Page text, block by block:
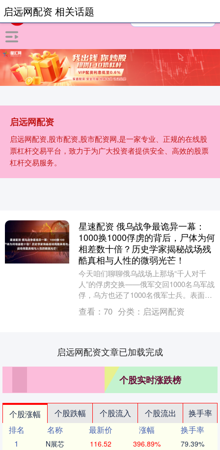
启远网配资
启远网配资,股市配资,股市配资网,是一家专业、正规的在线股
票杠杆交易平台，致力于为广大投资者提供安全、高效的股票
杠杆交易服务。
启远网配资 相关话题
星速配资 俄乌战争最诡异一幕：
1000换1000俘虏的背后，尸体为何
相差数十倍？历史学家揭秘战场残
酷真相与人性的微弱光芒！
今天咱们聊聊俄乌战场上那场“千人对千
人”的俘虏交换——俄军交回1000名乌军战
俘，乌方也还了1000名俄军士兵。表面
看，这像一场公平交易，可你猜怎么着？
就在不久....
查看： 70 分类： 启远网配资
启远网配资文章已加载完成
个股实时涨跌榜
个股涨幅 个股跌幅 个股流入 个股流出
换手率
排名
名称 最新价 涨幅
换手率
1
N展芯 116.52 396.89% 79.39%